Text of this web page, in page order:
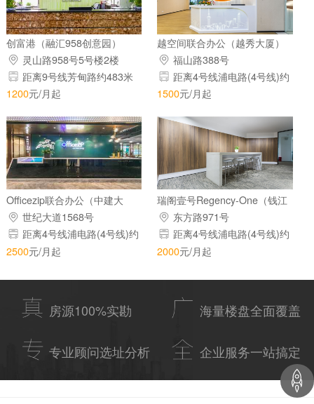
创富港（融汇958创意园）
灵山路958号5号楼2楼
距离9号线芳甸路约483米
1200元/月起
越空间联合办公（越秀大厦）
福山路388号
距离4号线浦电路(4号线)约
243米
1500元/月起
Officezip联合办公（中建大
厦）世纪大道1568号
距离4号线浦电路(4号线)约
170米
2500元/月起
瑞阁壹号Regency-One（钱江
大厦）东方路971号
距离4号线浦电路(4号线)约
193米
2000元/月起
房源100%实勘 海量楼盘全面覆盖
专业顾问选址分析 企业服务一站搞定